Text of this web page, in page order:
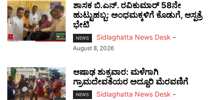
ಶಾಸಕ ಬಿ.ಎನ್. ರವಿಕುಮಾರ್ 58ನೇ
ಹುಟ್ಟುಹಬ್ಬ: ಅಂಧಮಕ್ಕಳಿಗೆ ಕೊಡುಗೆ, ಆಸ್ಪತ್ರೆ
ಭೇಟಿ
NEWS Sidlaghatta News Desk -
August 8, 2026
ಆಷಾಢ ಶುಕ್ರವಾರ: ಮಳೆಗಾಗಿ
ಗ್ರಾಮದೇವತೆಯರ ಅದ್ದೂರಿ ಮೆರವಣಿಗೆ
NEWS Sidlaghatta News Desk -